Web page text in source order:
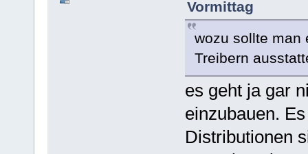
Vormittag
wozu sollte man
Treibern
es geht ja gar
einzubauen.
Distributionen